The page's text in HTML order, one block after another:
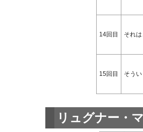
14回目 それ
15回目 そう
リュグナー・